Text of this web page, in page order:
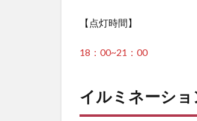
【点灯時間】
18：00~21：00
イルミネーシ